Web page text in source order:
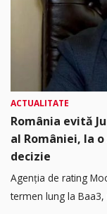
ACTUALITATE
România evită
al României, la
decizie
Agenția de rating
termen lung la